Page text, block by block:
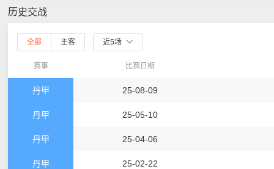
历史交战
全部 主客 近5场
赛事 比赛日期
丹甲 25-08-09
丹甲 25-05-10
丹甲 25-04-06
丹甲 25-02-22